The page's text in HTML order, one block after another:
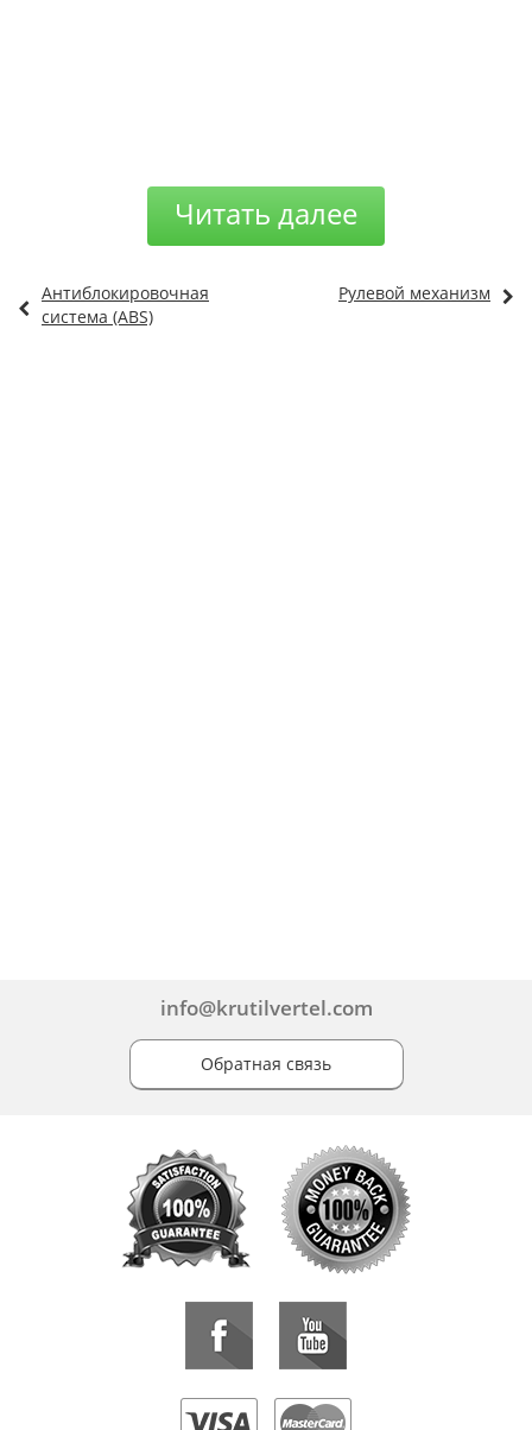
Читать далее
Антиблокировочная
система (ABS)
Рулевой механизм
info@krutilvertel.com
Обратная связь